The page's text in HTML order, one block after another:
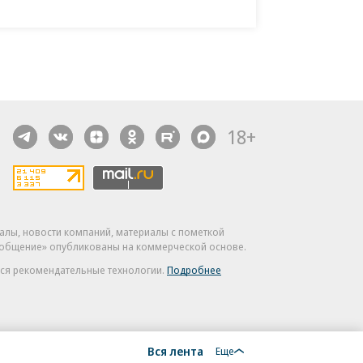
Вся лента Еще
18+
новости компаний, материалы с пометкой
опубликованы на коммерческой основе.
рекомендательные технологии. Подробнее